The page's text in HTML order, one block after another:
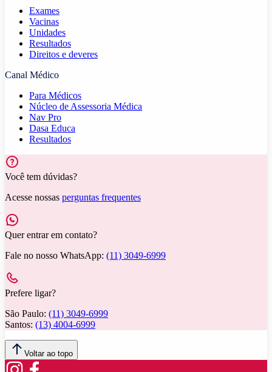
Exames
Vacinas
Unidades
Resultados
Direitos e deveres
Canal Médico
Para Médicos
Núcleo de Assessoria Médica
Nav Pro
Dasa Educa
Resultados
Você tem dúvidas?
Acesse nossas perguntas frequentes
Quer entrar em contato?
Fale no nosso WhatsApp: (11) 3049-6999
Prefere ligar?
São Paulo: (11) 3049-6999
Santos: (13) 4004-6999
Voltar ao topo